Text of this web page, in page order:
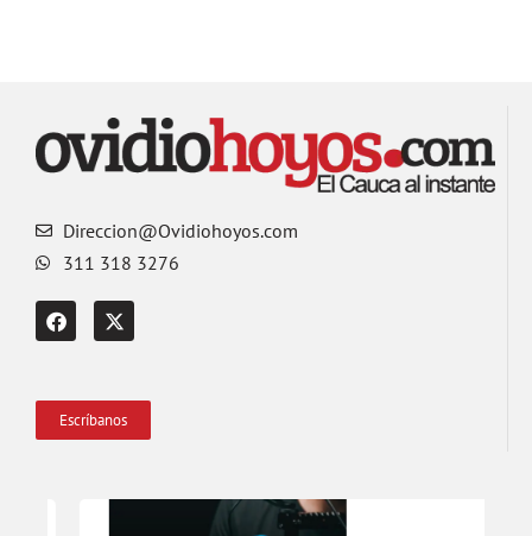
Direccion@Ovidiohoyos.com
311 318 3276
Escríbanos